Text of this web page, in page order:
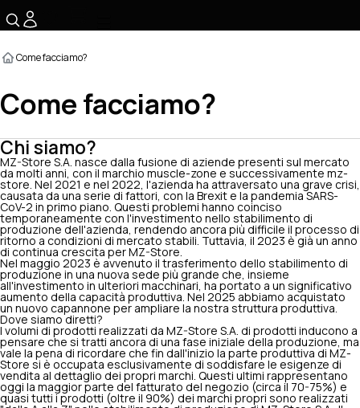
Come facciamo?
Come facciamo?
Chi siamo?
MZ-Store S.A. nasce dalla fusione di aziende presenti sul mercato
da molti anni, con il marchio muscle-zone e successivamente mz-
store. Nel 2021 e nel 2022, l'azienda ha attraversato una grave crisi,
causata da una serie di fattori, con la Brexit e la pandemia SARS-
CoV-2 in primo piano. Questi problemi hanno coinciso
temporaneamente con l'investimento nello stabilimento di
produzione dell'azienda, rendendo ancora più difficile il processo di
ritorno a condizioni di mercato stabili. Tuttavia, il 2023 è già un anno
di continua crescita per MZ-Store.
Nel maggio 2023 è avvenuto il trasferimento dello stabilimento di
produzione in una nuova sede più grande che, insieme
all'investimento in ulteriori macchinari, ha portato a un significativo
aumento della capacità produttiva. Nel 2025 abbiamo acquistato
un nuovo capannone per ampliare la nostra struttura produttiva.
Dove siamo diretti?
I volumi di prodotti realizzati da MZ-Store S.A. di prodotti inducono a
pensare che si tratti ancora di una fase iniziale della produzione, ma
vale la pena di ricordare che fin dall'inizio la parte produttiva di MZ-
Store si è occupata esclusivamente di soddisfare le esigenze di
vendita al dettaglio dei propri marchi. Questi ultimi rappresentano
oggi la maggior parte del fatturato del negozio (circa il 70-75%) e
quasi tutti i prodotti (oltre il 90%) dei marchi propri sono realizzati